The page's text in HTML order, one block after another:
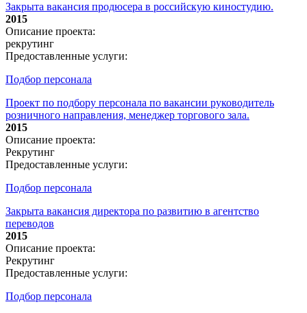
Закрыта вакансия продюсера в российскую киностудию.
2015
Описание проекта:
рекрутинг
Предоставленные услуги:
Подбор персонала
Проект по подбору персонала по вакансии руководитель
розничного направления, менеджер торгового зала.
2015
Описание проекта:
Рекрутинг
Предоставленные услуги:
Подбор персонала
Закрыта вакансия директора по развитию в агентство
переводов
2015
Описание проекта:
Рекрутинг
Предоставленные услуги:
Подбор персонала